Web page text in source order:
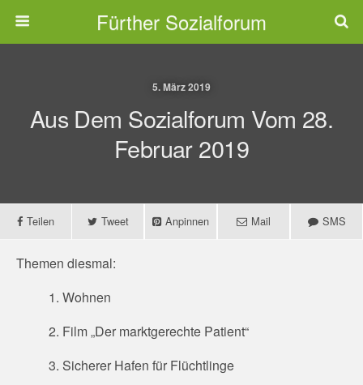
Fürther Sozialforum
5. März 2019
Aus Dem Sozialforum Vom 28.
Februar 2019
Teilen Tweet Anpinnen Mail SMS
Themen diesmal:
1. Wohnen
2. Film „Der marktgerechte Patient“
3. Sicherer Hafen für Flüchtlinge